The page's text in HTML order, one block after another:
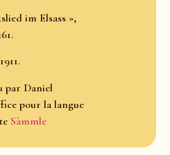
im Elsass »,
par Daniel
pour la langue
Sàmmle